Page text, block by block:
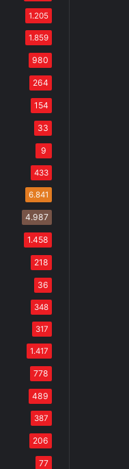
1.205
1.859
980
264
154
33
9
433
6.841
4.987
1.458
218
36
348
317
1.417
778
489
387
206
77